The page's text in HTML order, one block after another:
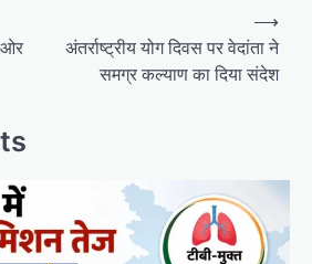
ओर
अंतर्राष्ट्रीय योग दिवस पर वेदांता ने
समग्र कल्याण का दिया संदेश
⟶